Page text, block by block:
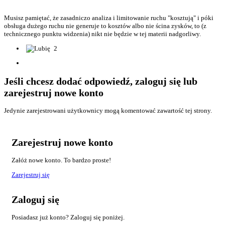
Musisz pamiętać, że zasadniczo analiza i limitowanie ruchu "kosztują" i póki
obsługa dużego ruchu nie generuje to kosztów albo nie ścina zysków, to (z
technicznego punktu widzenia) nikt nie będzie w tej materii nadgorliwy.
2
Jeśli chcesz dodać odpowiedź, zaloguj się lub
zarejestruj nowe konto
Jedynie zarejestrowani użytkownicy mogą komentować zawartość tej strony.
Zarejestruj nowe konto
Załóż nowe konto. To bardzo proste!
Zarejestruj się
Zaloguj się
Posiadasz już konto? Zaloguj się poniżej.